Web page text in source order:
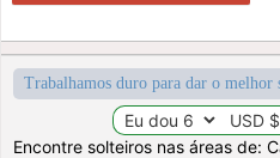
Trabalhamos duro para dar o
Encontre solteiros nas áreas de: